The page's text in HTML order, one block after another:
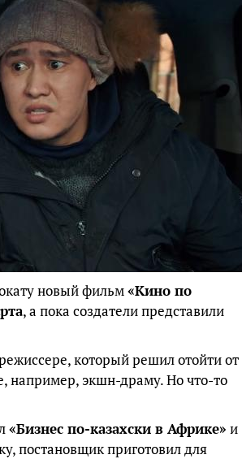
новый фильм«Кино по
, а пока создатели представили
который решил отойти от
например, экшн-драму. Но что-то
«Бизнес по-казахски в Африке» и
постановщик приготовил для